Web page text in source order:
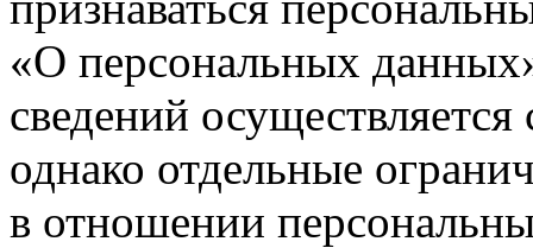
«О персональных
сведений
однако отдельные
в отношении